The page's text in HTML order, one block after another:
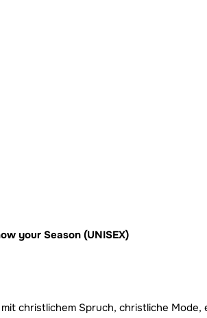
your Season (UNISEX)